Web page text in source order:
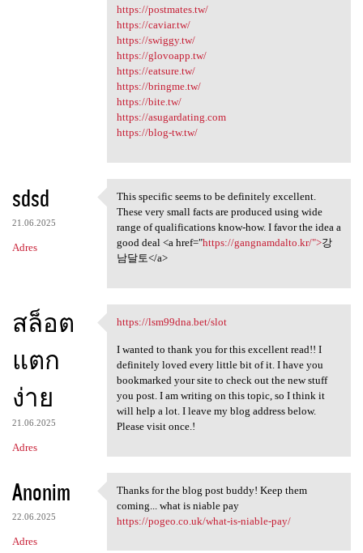
https://postmates.tw/
https://caviar.tw/
https://swiggy.tw/
https://glovoapp.tw/
https://eatsure.tw/
https://bringme.tw/
https://bite.tw/
https://asugardating.com
https://blog-tw.tw/
sdsd
21.06.2025
Adres
This specific seems to be
This specific seems to be definitely excellent.
These very small facts are produced using wide
range of qualifications know-how. I favor the idea a
good deal <a href="https://gangnamdalto.kr/">강
남달토</a>
สล็อต
แตก
ง่าย
21.06.2025
Adres
https://lsm99dna.bet/slot
https://lsm99dna.bet/slot
I wanted to thank you for this excellent read!! I
definitely loved every little bit of it. I have you
bookmarked your site to check out the new stuff
you post. I am writing on this topic, so I think it
will help a lot. I leave my blog address below.
Please visit once.!
Anonim
22.06.2025
Adres
Thanks for the blog post
Thanks for the blog post buddy! Keep them
coming... what is niable pay
https://pogeo.co.uk/what-is-niable-pay/